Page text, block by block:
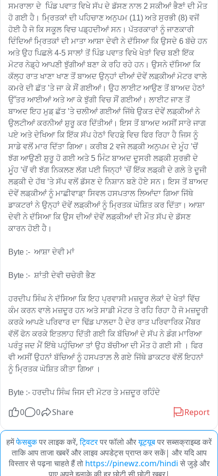
ਸਮਰਾਲਾ ਦੇ  ਪਿੰਡ ਪਵਾਤ ਵਿਖੇ ਸੱਪ ਦੇ ਡੱਸਣ ਨਾਲ 2 ਸਕੀਆਂ ਭੈਣਾਂ ਦੀ ਮੌਤ
ਹੋ ਗਈ ਹੈ। ਮ੍ਰਿਤਕਾਂ ਦੀ ਪਹਿਚਾਣ ਅਨੁਪਮ (11) ਅਤੇ ਸੁਰਭੀ (8) ਵਜੋਂ
ਹੋਈ ਹੈ ਜੋ ਕਿ ਸਕੂਲ ਵਿਚ ਪਡ਼੍ਹਦੀਆਂ ਸਨ। ਪੱਤਰਕਾਰਾਂ ਨੂੰ ਜਾਣਕਾਰੀ
ਦਿੰਦਿਆਂ ਮ੍ਰਿਤਕਾਂ ਦੀ ਮਾਤਾ ਆਸ਼ਾ ਦੇਵੀ ਨੇ ਦੱਸਿਆ ਕਿ ਉਸਦੇ 6 ਬੱਚੇ ਹਨ
ਅਤੇ ਉਹ ਪਿਛਲੇ 4-5 ਸਾਲਾਂ ਤੋਂ ਪਿੰਡ ਪਵਾਤ ਵਿਖੇ ਖੇਤਾਂ ਵਿਚ ਬਣੀ ਇੱਕ
ਮੋਟਰ ਨੇਡ਼੍ਹੇ ਆਪਣੀ ਝੁੱਗੀਆਂ ਬਣਾ ਕੇ ਰਹਿ ਰਹੇ ਹਨ। ਉਸਨੇ ਦੱਸਿਆ ਕਿ
ਕੱਲ੍ਹ ਰਾਤ ਖਾਣਾ ਖਾਣ ਤੋਂ ਬਾਅਦ ਉਨ੍ਹਾਂ ਦੀਆਂ ਦੋਵੇਂ ਲਡ਼ਕੀਆਂ ਮੋਟਰ ਵਾਲੇ
ਕਮਰੇ ਦੀ ਛੱਤ ’ਤੇ ਜਾ ਕੇ ਸੌਂ ਗਈਆਂ। ਉਹ ਲਾਈਟ ਆਉਣ ਤੋਂ ਬਾਅਦ ਹੇਠਾਂ
ਉੱਤਰ ਆਈਆਂ ਅਤੇ ਆ ਕੇ ਝੁੱਗੀ ਵਿਚ ਸੌਂ ਗਈਆਂ। ਲਾਈਟ ਜਾਣ ਤੋਂ
ਬਾਅਦ ਇਹ ਮੁਡ਼ ਛੱਤ ’ਤੇ ਚਲੀਆਂ ਗਈਆਂ ਜਿੱਥੇ ਉਕਤ ਦੋਵੇਂ ਲਡ਼ਕੀਆਂ ਨੇ
ਉਲਟੀਆਂ ਕਰਨੀਆਂ ਸ਼ੁਰੂ ਕਰ ਦਿੱਤੀਆਂ। ਇਸ ਤੋਂ ਬਾਅਦ ਅਸੀਂ ਸਾਰੇ ਜਾਗ
ਪਏ ਅਤੇ ਦੇਖਿਆ ਕਿ ਇੱਕ ਸੱਪ ਹੇਠਾਂ ਵਿਹਡ਼ੇ ਵਿਚ ਫਿਰ ਰਿਹਾ ਹੈ ਜਿਸ ਨੂੰ
ਸਾਡੇ ਵਲੋਂ ਮਾਰ ਦਿੱਤਾ ਗਿਆ। ਕਰੀਬ 2 ਵਜੇ ਲਡ਼ਕੀ ਅਨੁਪਮ ਦੇ ਮੂੰਹ ’ਚੋਂ
ਝੱਗ ਆਉਣੀ ਸ਼ੁਰੂ ਹੋ ਗਈ ਅਤੇ 5 ਮਿੰਟ ਬਾਅਦ ਦੂਸਰੀ ਲਡ਼ਕੀ ਸੁਰਭੀ ਦੇ
ਮੂੰਹ ’ਚੋਂ ਵੀ ਝੱਗ ਨਿਕਲਣ ਲੱਗ ਪਈ ਜਿਨ੍ਹਾਂ ’ਚੋਂ ਇੱਕ ਲਡ਼ਕੀ ਦੇ ਗਲੇ ਤੇ ਦੂਜੀ
ਲਡ਼ਕੀ ਦੇ ਹੱਥ ’ਤੇ ਸੱਪ ਵਲੋਂ ਡੱਸਣ ਦੇ ਨਿਸ਼ਾਨ ਬਣੇ ਹੋਏ ਸਨ। ਇਸ ਤੋਂ ਬਾਅਦ
ਦੋਵੇਂ ਲਡ਼ਕੀਆਂ ਨੂੰ ਮਾਛੀਵਾਡ਼ਾ ਸਿਵਲ ਹਸਪਤਾਲ ਲਿਆਂਦਾ ਗਿਆ ਜਿੱਥੇ
ਡਾਕਟਰਾਂ ਨੇ ਉਨ੍ਹਾਂ ਦੋਵੇਂ ਲਡ਼ਕੀਆਂ ਨੂੰ ਮ੍ਰਿਤਕ ਘੋਸ਼ਿਤ ਕਰ ਦਿੱਤਾ। ਆਸ਼ਾ
ਦੇਵੀ ਨੇ ਦੱਸਿਆ ਕਿ ਉਸ ਦੀਆਂ ਦੋਵੇਂ ਲਡ਼ਕੀਆਂ ਦੀ ਮੌਤ ਸੱਪ ਦੇ ਡੱਸਣ
ਕਾਰਨ ਹੋਈ ਹੈ।
Byte :-  ਆਸ਼ਾ ਦੇਵੀ ਮਾਂ
Byte :-  ਸ਼ਾਂਤੀ ਦੇਵੀ ਚਚੇਰੀ ਭੈਣ
ਹਰਦੀਪ ਸਿੰਘ ਨੇ ਦੱਸਿਆ ਕਿ ਇਹ ਪ੍ਰਵਾਸੀ ਮਜ਼ਦੂਰ ਲੋਕਾਂ ਦੇ ਖੇਤਾਂ ਵਿੱਚ
ਕੰਮ ਕਰਨ ਵਾਲੇ ਮਜ਼ਦੂਰ ਹਨ ਅਤੇ ਸਾਡੀ ਮੋਟਰ ਤੇ ਰਹਿ ਰਿਹਾ ਹੈ ਜੋ ਮਜ਼ਦੂਰੀ
ਕਰਕੇ ਆਪਣੇ ਪਰਿਵਾਰ ਦਾ ਢਿੱਡ ਪਾਲਦਾ ਹੈ ਦੇਰ ਰਾਤ ਪਰਿਵਾਰਿਕ ਮੈਂਬਰ
ਵੱਲੋਂ ਫੋਨ ਕਰਕੇ ਇਤਲਾਹ ਦਿੱਤੀ ਗਈ ਕਿ ਬੱਚਿਆਂ ਦੇ ਸੱਪ ਨੇ ਡੰਗ ਮਾਰਿਆ
ਪਰੰਤੂ ਜਦ ਮੈਂ ਇੱਥੇ ਪਹੁੰਚਿਆ ਤਾਂ ਉਹ ਬੱਚੀਆ ਦੀ ਮੌਤ ਹੋ ਗਈ ਸੀ । ਫਿਰ
ਵੀ ਅਸੀਂ ਉਹਨਾਂ ਬੱਚਿਆਂ ਨੂੰ ਹਸਪਤਾਲ਼ ਲੈ ਗਏ ਜਿੱਥੇ ਡਾਕਟਰ ਵੱਲੋਂ ਇਹਨਾਂ
ਨੂੰ ਮ੍ਰਿਤਕ ਘੋਸ਼ਿਤ ਕੀਤਾ ਗਿਆ ।
Byte :- ਹਰਦੀਪ ਸਿੰਘ ਜਿਸ ਦੀ ਮੋਟਰ ਤੇ ਮਜ਼ਦੂਰ ਰਹਿੰਦੇ
0 0 Share Report
हमेंफेसबुकपर लाइक करें, ट्विटरपर फॉलो औरयूट्यूबपर सब्सक्राइब्ड करें
ताकि आप ताजा खबरें और लाइव अपडेट्स प्राप्त कर सकें| और यदि आप
विस्तार से पढ़ना चाहते हैं तो https://pinewz.com/hindi से जुड़े और